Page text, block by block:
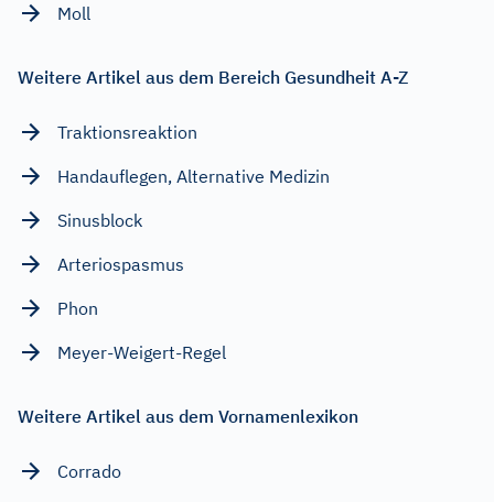
Moll
Weitere Artikel aus dem Bereich Gesundheit A-Z
Traktionsreaktion
Handauflegen, Alternative Medizin
Sinusblock
Arteriospasmus
Phon
Meyer-Weigert-Regel
Weitere Artikel aus dem Vornamenlexikon
Corrado